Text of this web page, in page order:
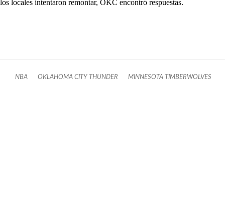
los locales intentaron remontar, OKC encontró respuestas.
NBA OKLAHOMA CITY THUNDER MINNESOTA TIMBERWOLVES